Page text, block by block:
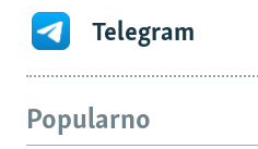
Telegram
Popularno